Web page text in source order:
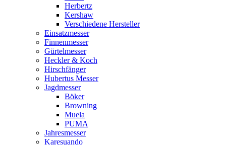
Herbertz
Kershaw
Verschiedene Hersteller
Einsatzmesser
Finnenmesser
Gürtelmesser
Heckler & Koch
Hirschfänger
Hubertus Messer
Jagdmesser
Böker
Browning
Muela
PUMA
Jahresmesser
Karesuando